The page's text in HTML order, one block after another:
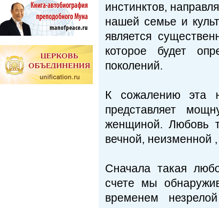
инстинктов,
нашей семье и
является
которое будет
поколений.
К сожалению эта
представляет
женщиной. Любовь
вечной, неизменной
Сначала такая
счете мы
временем